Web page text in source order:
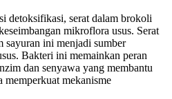
detoksifikasi, serat dalam brokoli
mikroflora usus. Serat
sayuran ini menjadi sumber
Bakteri ini memainkan peran
dan senyawa yang membantu
memperkuat mekanisme